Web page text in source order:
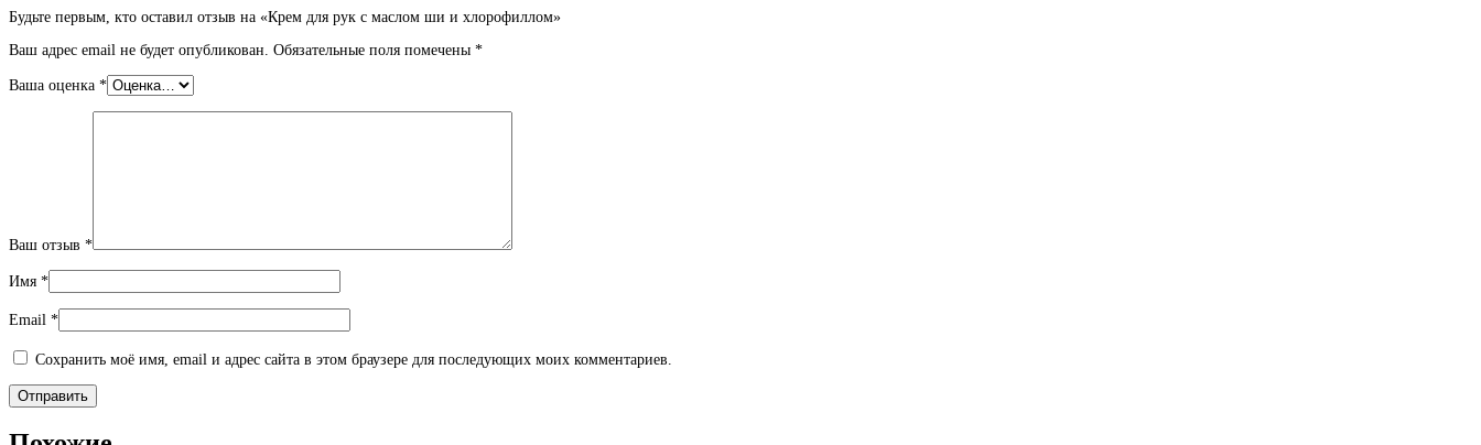
Будьте первым, кто оставил отзыв на «Крем для рук с маслом ши и хлорофиллом»
Ваш адрес email не будет опубликован. Обязательные поля помечены *
Ваша оценка *
Ваш отзыв *
Имя *
Email *
Сохранить моё имя, email и адрес сайта в этом браузере для последующих моих комментариев.